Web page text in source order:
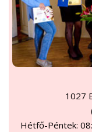
1027
Hétfő-Péntek: